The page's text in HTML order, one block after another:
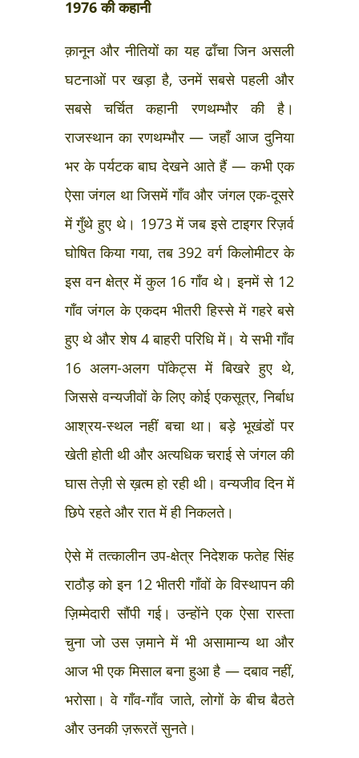
1976 की कहानी
क़ानून और नीतियों का यह ढाँचा जिन असली
घटनाओं पर खड़ा है, उनमें सबसे पहली और
सबसे चर्चित कहानी रणथम्भौर की है।
राजस्थान का रणथम्भौर — जहाँ आज दुनिया
भर के पर्यटक बाघ देखने आते हैं — कभी एक
ऐसा जंगल था जिसमें गाँव और जंगल एक-दूसरे
में गुँथे हुए थे। 1973 में जब इसे टाइगर रिज़र्व
घोषित किया गया, तब 392 वर्ग किलोमीटर के
इस वन क्षेत्र में कुल 16 गाँव थे। इनमें से 12
गाँव जंगल के एकदम भीतरी हिस्से में गहरे बसे
हुए थे और शेष 4 बाहरी परिधि में। ये सभी गाँव
16 अलग-अलग पॉकेट्स में बिखरे हुए थे,
जिससे वन्यजीवों के लिए कोई एकसूत्र, निर्बाध
आश्रय-स्थल नहीं बचा था। बड़े भूखंडों पर
खेती होती थी और अत्यधिक चराई से जंगल की
घास तेज़ी से ख़त्म हो रही थी। वन्यजीव दिन में
छिपे रहते और रात में ही निकलते।
ऐसे में तत्कालीन उप-क्षेत्र निदेशक फतेह सिंह
राठौड़ को इन 12 भीतरी गाँवों के विस्थापन की
ज़िम्मेदारी सौंपी गई। उन्होंने एक ऐसा रास्ता
चुना जो उस ज़माने में भी असामान्य था और
आज भी एक मिसाल बना हुआ है — दबाव नहीं,
भरोसा। वे गाँव-गाँव जाते, लोगों के बीच बैठते
और उनकी ज़रूरतें सुनते।